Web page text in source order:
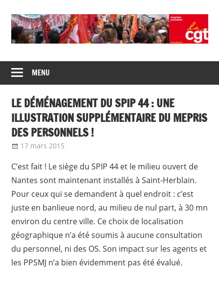
content
CGT
insertion
probation
de
syndicats
CGT
insertion
probation
MENU
LE DÉMÉNAGEMENT DU SPIP 44 : UNE
ILLUSTRATION SUPPLÉMENTAIRE DU MEPRIS
DES PERSONNELS !
17 mars 2015
C’est fait ! Le siège du SPIP 44 et le milieu ouvert de
Nantes sont maintenant installés à Saint-Herblain.
Pour ceux qui se demandent à quel endroit : c’est
juste en banlieue nord, au milieu de nul part, à 30 mn
environ du centre ville. Ce choix de localisation
géographique n’a été soumis à aucune consultation
du personnel, ni des OS. Son impact sur les agents et
les PPSMJ n’a bien évidemment pas été évalué.